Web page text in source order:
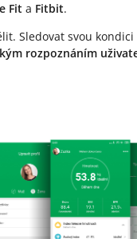
Fit a Fitbit.
Sledovat svou
rozpoznáním